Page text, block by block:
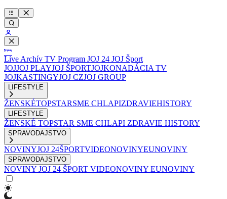
Live Archív TV Program JOJ 24 JOJ Šport
JOJJOJ PLAYJOJ ŠPORTJOJKONADÁCIA TV
JOJKASTINGYJOJ CZJOJ GROUP
LIFESTYLE
ŽENSKÉTOPSTARSME CHLAPIZDRAVIEHISTORY
LIFESTYLE
ŽENSKÉ TOPSTAR SME CHLAPI ZDRAVIE HISTORY
SPRAVODAJSTVO
NOVINYJOJ 24ŠPORTVIDEONOVINYEUNOVINY
SPRAVODAJSTVO
NOVINY JOJ 24 ŠPORT VIDEONOVINY EUNOVINY